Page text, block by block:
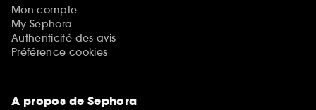
Mon compte
My Sephora
Authenticité des avis
Préférence cookies
A propos de Sephora